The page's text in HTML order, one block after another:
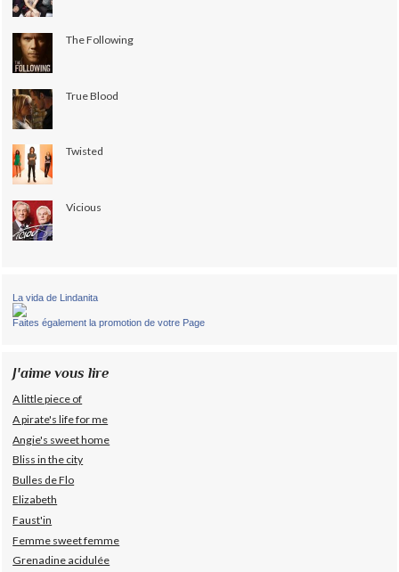
The Following
True Blood
Twisted
Vicious
La vida de Lindanita
Faites également la promotion de votre Page
J'aime vous lire
A little piece of
A pirate's life for me
Angie's sweet home
Bliss in the city
Bulles de Flo
Elizabeth
Faust'in
Femme sweet femme
Grenadine acidulée